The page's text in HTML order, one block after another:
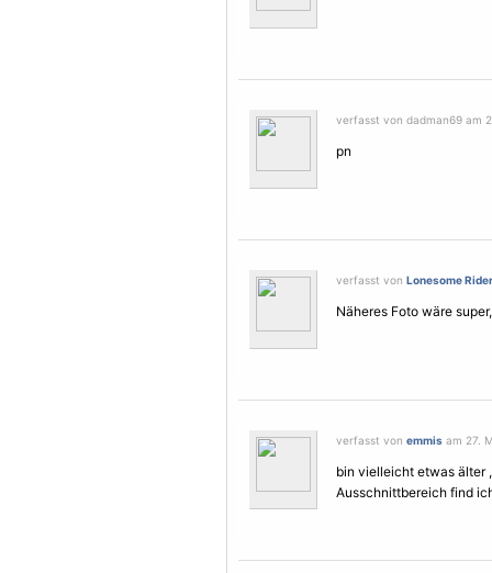
verfasst von dadman69 am
pn
verfasst von Lonesome Rider
Näheres Foto wäre
verfasst von emmis am 27.
bin vielleicht etwas älter
Ausschnittbereich find